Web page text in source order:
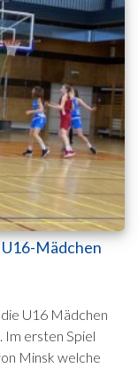
Mädchen
U16 Mädchen
Im ersten Spiel
Minsk welche